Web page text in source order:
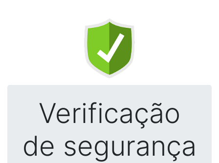
Verificação
de segurança